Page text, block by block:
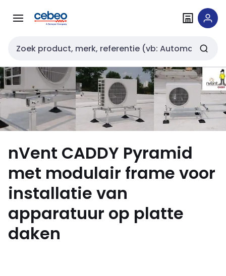
naar
naar
Zoekveld invoer
nVent CADDY Pyramid
met modulair frame voor
installatie van
apparatuur op platte
daken